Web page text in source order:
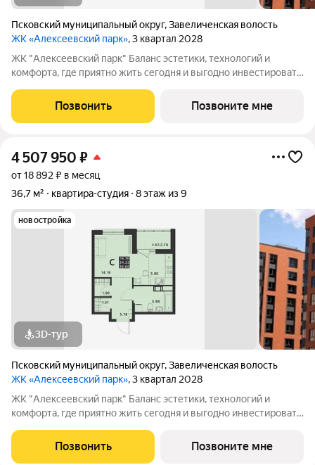
Псковский муниципальный округ,Завеличенская волость
ЖК «Алексеевский парк», 3 квартал 2028
ЖК "Алексеевский парк" Баланс эстетики, технологий и
комфорта, где приятно жить сегодня и выгодно инвестировать
современный проект комфорт класса в развивающемся
районе дальнего Завеличья. Дом выполнен в
Позвонить Позвоните мне
4 507 950 ₽
от 18 892 ₽ в месяц
36,7 м²
квартира-студия 8 этаж из 9
новостройка
3D-тур
Псковский муниципальный округ,Завеличенская волость
ЖК «Алексеевский парк», 3 квартал 2028
ЖК "Алексеевский парк" Баланс эстетики, технологий и
комфорта, где приятно жить сегодня и выгодно инвестировать
современный проект комфорт класса в развивающемся
районе дальнего Завеличья. Дом выполнен в
Позвонить Позвоните мне